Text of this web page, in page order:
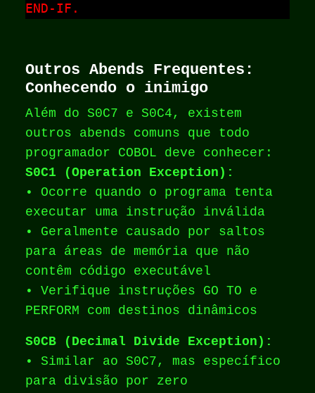
END-IF.
Outros Abends Frequentes:
Conhecendo o inimigo
Além do S0C7 e S0C4, existem
outros abends comuns que todo
programador COBOL deve conhecer:
S0C1 (Operation Exception):
• Ocorre quando o programa tenta
executar uma instrução inválida
• Geralmente causado por saltos
para áreas de memória que não
contêm código executável
• Verifique instruções GO TO e
PERFORM com destinos dinâmicos
S0CB (Decimal Divide Exception):
• Similar ao S0C7, mas específico
para divisão por zero